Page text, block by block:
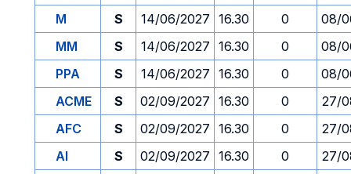
M
S 14/06/2027 16.30 0
08/
MM
S 14/06/2027 16.30 0
08/
PPA
S 14/06/2027 16.30 0
08/
ACME
S 02/09/2027 16.30 0
27/
AFC
S 02/09/2027 16.30 0
27/
AI
S 02/09/2027 16.30 0 27/